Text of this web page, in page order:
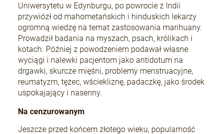
Uniwersytetu w Edynburgu, po powrocie z Indii
przywiózł od mahometańskich i hinduskich lekarzy
ogromną wiedzę na temat zastosowania marihuany.
Prowadził badania na myszach, psach, królikach i
kotach. Później z powodzeniem podawał własne
wyciągi i nalewki pacjentom jako antidotum na
drgawki, skurcze mięśni, problemy menstruacyjne,
reumatyzm, tężec, wściekliznę, padaczkę, jako środek
uspokajający i nasenny.
Na cenzurowanym
Jeszcze przed końcem złotego wieku, popularność